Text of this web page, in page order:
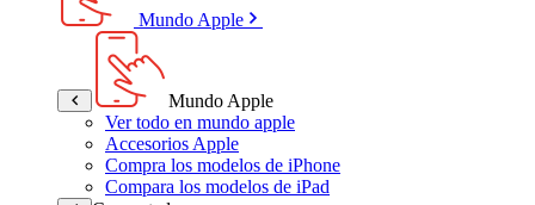
Mundo Apple
Mundo Apple
Ver todo en mundo apple
Accesorios Apple
Compra los modelos de iPhone
Compara los modelos de iPad